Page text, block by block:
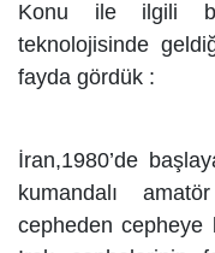
Konu ile ilgili
teknolojisinde
fayda gördük :
İran,1980’de
kumandalı
cepheden cepheye